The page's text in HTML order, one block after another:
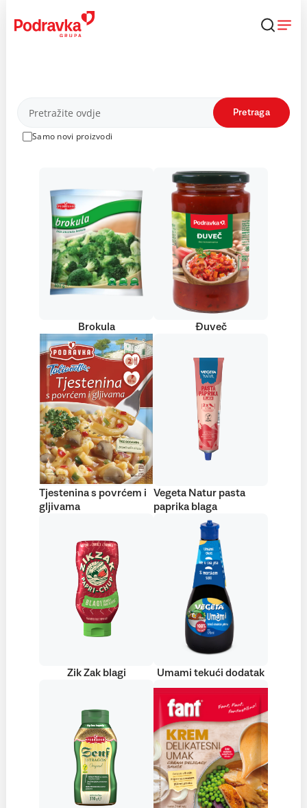
content
Proizvodi
Samo novi proizvodi
Pretraga
Brokula Đuveč
Tjestenina s povrćem i
gljivama
Vegeta Natur pasta
paprika blaga
Zik Zak blagi Umami tekući dodatak